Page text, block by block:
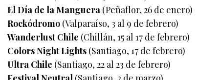
El Día de la Manguera (Peñaflor, 26 de enero)
Rockódromo (Valparaíso, 3 al 9 de febrero)
Wanderlust Chile (Chillán, 15 al 17 de febrero)
Colors Night Lights (Santiago, 17 de febrero)
Ultra Chile (Santiago, 22 al 23 de febrero)